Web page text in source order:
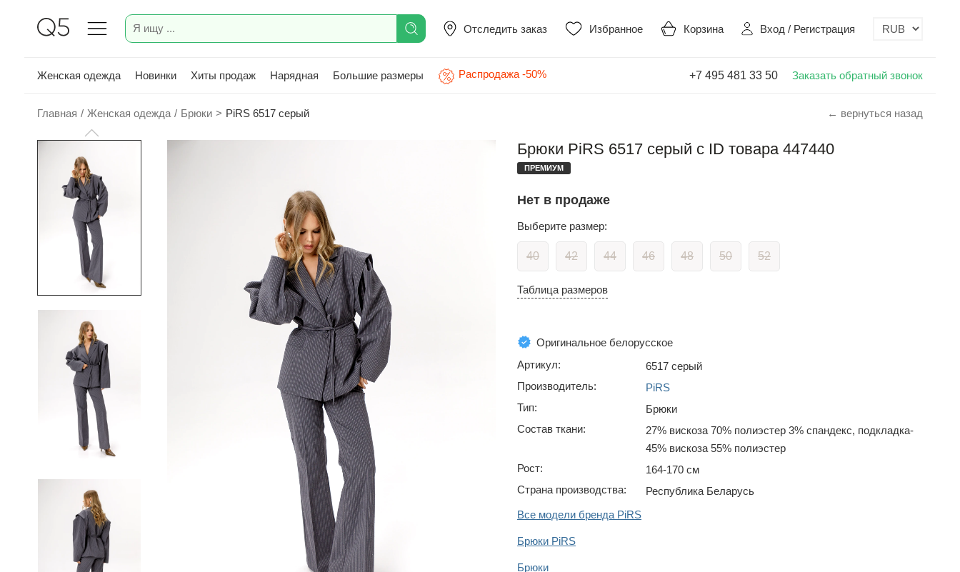
Отследить заказ Избранное Корзина Вход / Регистрация
Женская одежда Новинки Хиты продаж Нарядная Большие размеры Распродажа -50% +7 495 481 33 50 Заказать обратный звонок
Главная / Женская одежда / Брюки > PiRS 6517 серый ← вернуться назад
Брюки PiRS 6517 серый с ID товара 447440
ПРЕМИУМ
Нет в продаже
Выберите размер:
40 42 44 46 48 50 52
Таблица размеров
Оригинальное белорусское
Артикул:
6517 серый
Производитель:
PiRS
Тип:
Брюки
Состав ткани:
27% вискоза 70% полиэстер 3% спандекс, подкладка-
45% вискоза 55% полиэстер
Рост:
164-170 см
Страна производства:
Республика Беларусь
Все модели бренда PiRS
Брюки PiRS
Брюки